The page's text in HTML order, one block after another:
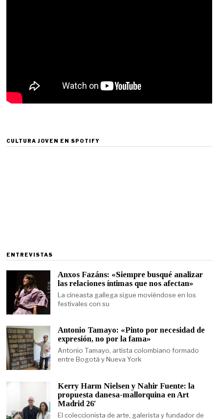
CULTURA JOVEN EN SPOTIFY
ENTREVISTAS
Anxos Fazáns: «Siempre busqué analizar
las relaciones íntimas que nos afectan»
La cineasta gallega sigue moviéndose en los
festivales con su
Antonio Tamayo: «Pinto por necesidad de
expresión, no por la fama»
Antonio Tamayo, artista colombiano formado
entre Bogotá y Nueva York
Kerry Harm Nielsen y Nahir Fuente: la
propuesta danesa-mallorquina en Art
Madrid 26′
El coleccionista de arte, galerista y fundador de